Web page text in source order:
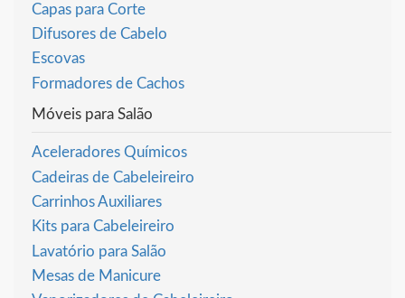
Capas para Corte
Difusores de Cabelo
Escovas
Formadores de Cachos
Móveis para Salão
Aceleradores Químicos
Cadeiras de Cabeleireiro
Carrinhos Auxiliares
Kits para Cabeleireiro
Lavatório para Salão
Mesas de Manicure